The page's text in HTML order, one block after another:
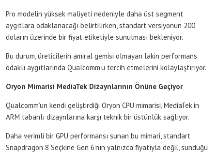
Pro modelin yüksek maliyeti nedeniyle daha üst segment
aygıtlara odaklanacağı belirtilirken, standart versiyonun 200
doların üzerinde bir fiyat etiketiyle sunulması bekleniyor.
Bu durum, üreticilerin amiral gemisi olmayan lakin performans
odaklı aygıtlarında Qualcomm’u tercih etmelerini kolaylaştırıyor.
Oryon Mimarisi MediaTek Dizaynlarının Önüne Geçiyor
Qualcomm’un kendi geliştirdiği Oryon CPU mimarisi, MediaTek’in
ARM tabanlı dizaynlarına karşı teknik bir üstünlük sağlıyor.
Daha verimli bir GPU performansı sunan bu mimari, standart
Snapdragon 8 Seçkine Gen 6’nın yalnızca fiyatıyla değil, sunduğu